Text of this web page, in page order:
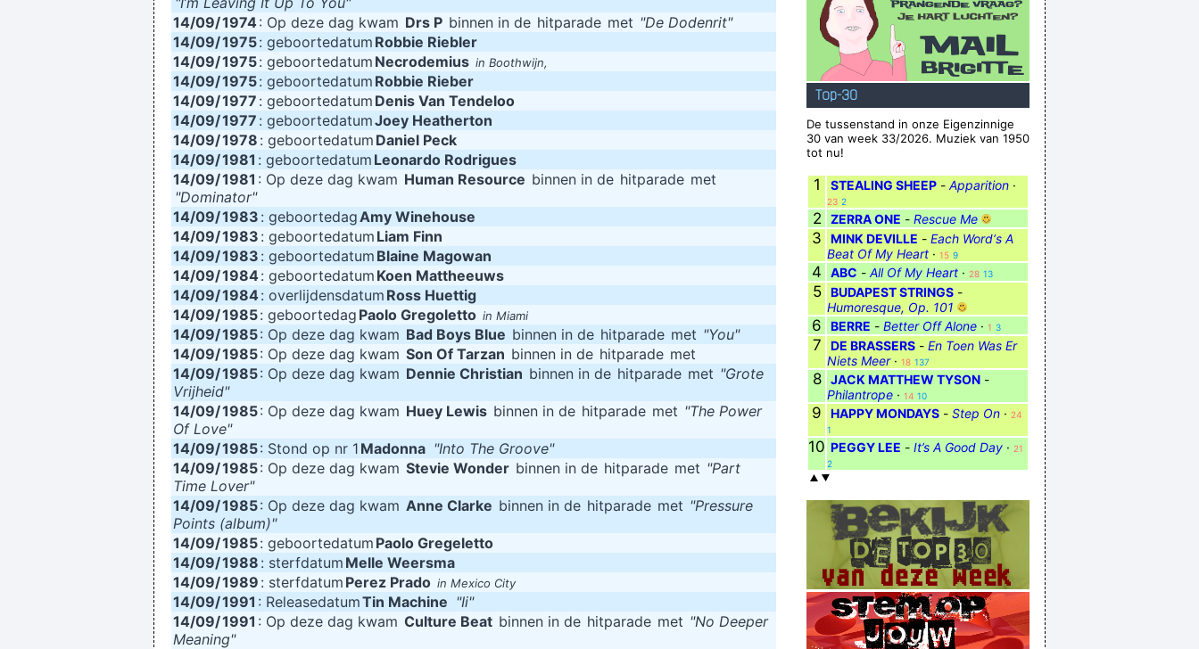
14/09/1974: Op deze dag kwam Drs P binnen in de hitparade met "De Dodenrit"
14/09/1975: geboortedatum Robbie Riebler
14/09/1975: geboortedatum Necrodemius in Boothwijn,
14/09/1975: geboortedatum Robbie Rieber
14/09/1977 : geboortedatum Denis Van Tendeloo
14/09/1977 : geboortedatumJoey Heatherton
14/09/1978 : geboortedatum Daniel Peck
14/09/1981 : geboortedatum Leonardo Rodrigues
14/09/1981 : Op deze dag kwam Human Resource binnen in de hitparade met
"Dominator"
14/09/1983 : geboortedagAmy Winehouse
14/09/1983 : geboortedatum Liam Finn
14/09/1983 : geboortedatum Blaine Magowan
14/09/1984: geboortedatum Koen Mattheeuws
14/09/1984 : overlijdensdatum Ross Huettig
14/09/1985: geboortedag Paolo Gregoletto in Miami
14/09/1985: Op deze dag kwam Bad Boys Blue binnen in de hitparade met "You"
14/09/1985: Op deze dag kwam Son Of Tarzan binnen in de hitparade met
14/09/1985: Op deze dag kwam Dennie Christian binnen in de hitparade met "Grote
Vrijheid"
14/09/1985: Op deze dag kwam Huey Lewis binnen in de hitparade met "The Power
Of Love"
14/09/1985: Stond op nr 1 Madonna "Into The Groove"
14/09/1985: Op deze dag kwam Stevie Wonder binnen in de hitparade met "Part
Time Lover"
14/09/1985: Op deze dag kwam Anne Clarke binnen in de hitparade met "Pressure
Points (album)"
14/09/1985: geboortedatum Paolo Gregeletto
14/09/1988 : sterfdatum Melle Weersma
14/09/1989 : sterfdatum Perez Prado in Mexico City
14/09/1991 : ReleasedatumTin Machine "Ii"
14/09/1991 : Op deze dag kwam Culture Beat binnen in de hitparade met "No Deeper
Meaning"
Top-30
De tussenstand in onze Eigenzinnige
30 van week 33/2026. Muziek van 1950
tot nu!
1 STEALING SHEEP - Apparition ·
23 2
2 ZERRA ONE - Rescue Me
3 MINK DEVILLE - Each Word‘s A
Beat Of My Heart · 15 9
4 ABC - All Of My Heart · 28 13
5 BUDAPEST STRINGS -
Humoresque, Op. 101
6 BERRE - Better Off Alone · 1 3
7 DE BRASSERS - En Toen Was Er
Niets Meer· 18 137
8 JACK MATTHEW TYSON -
Philantrope · 14 10
9 HAPPY MONDAYS - Step On · 24
1
10 PEGGY LEE - It’s A Good Day · 21
2